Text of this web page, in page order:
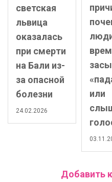
светская
львица
оказалась
при смерти
на Бали из-
за опасной
болезни
24.02.2026
или
Добавить